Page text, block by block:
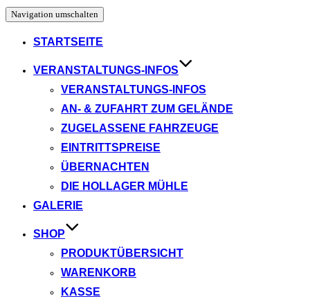
Navigation umschalten
STARTSEITE
VERANSTALTUNGS-INFOS
VERANSTALTUNGS-INFOS
AN- & ZUFAHRT ZUM GELÄNDE
ZUGELASSENE FAHRZEUGE
EINTRITTSPREISE
ÜBERNACHTEN
DIE HOLLAGER MÜHLE
GALERIE
SHOP
PRODUKTÜBERSICHT
WARENKORB
KASSE